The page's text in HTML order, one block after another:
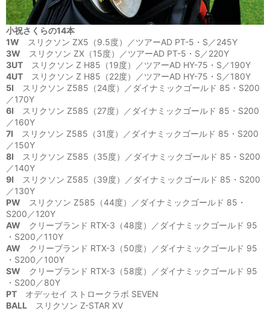
小祝さくらの14本
1W スリクソン ZX5（9.5度）／ツアーAD PT-5・S／245Y
3W スリクソン ZX（15度）／ツアーAD PT-5・S／220Y
3UT スリクソン Z H85（19度）／ツアーAD HY-75・S／190Y
4UT スリクソン Z H85（22度）／ツアーAD HY-75・S／180Y
5I
スリクソン Z585（24度）／ダイナミックゴールド 85・S200
／170Y
6I スリクソン Z585（27度）／ダイナミックゴールド 85・S200
／160Y
7I スリクソン Z585（31度）／ダイナミックゴールド 85・S200
／150Y
8I スリクソン Z585（35度）／ダイナミックゴールド 85・S200
／140Y
9I スリクソン Z585（39度）／ダイナミックゴールド 85・S200
／130Y
PW スリクソン Z585（44度）／ダイナミックゴールド 85・
S200／120Y
AW クリーブランド RTX-3（48度）／ダイナミックゴールド 95
・S200／110Y
AW クリーブランド RTX-3（50度）／ダイナミックゴールド 95
・S200／100Y
SW クリーブランド RTX-3（58度）／ダイナミックゴールド 95
・S200／80Y
PT オデッセイ ストロークラボ SEVEN
BALL
スリクソン Z-STAR XV